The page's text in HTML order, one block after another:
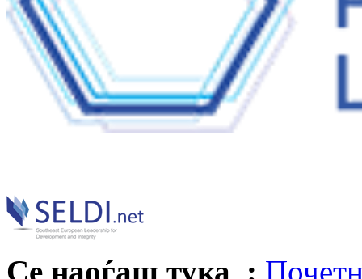
Се наоѓаш тука :